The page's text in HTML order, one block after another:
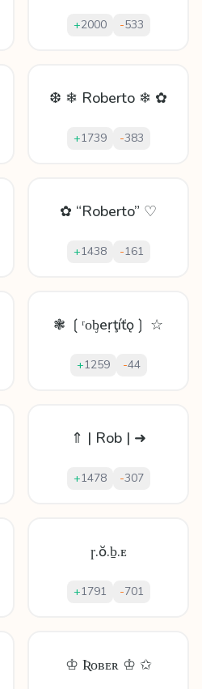
+2000 -533
❆ ❄ Roberto ❄ ✿
+1739 -383
✿ “Roberto” ♡
+1438 -161
❃ ❲ʳοᶀeṛţíťǫ❳ ☆
+1259 -44
⇑ | Rob | ➜
+1478 -307
ɼ.ŏ.ḇ.ᴇ
+1791 -701
♔ Ʀᴏʙᴇʀ ♔ ✩